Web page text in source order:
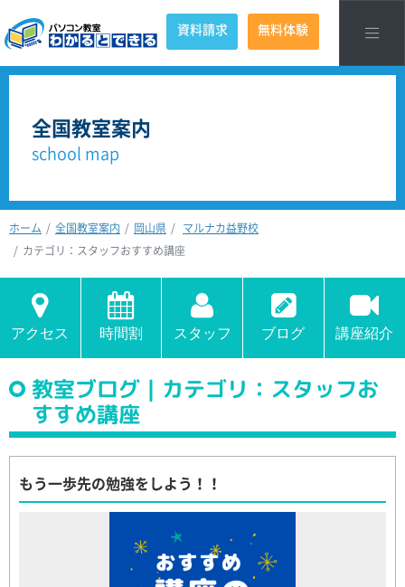
資料請求 無料体験
全国教室案内
school map
ホーム 全国教室案内 岡山県
マルナカ益野校
カテゴリ：スタッフおすすめ講座
アクセス 時間割 スタッフ ブログ 講座紹介
教室ブログ｜カテゴリ：スタッフお
すすめ講座
もう一歩先の勉強をしよう！！